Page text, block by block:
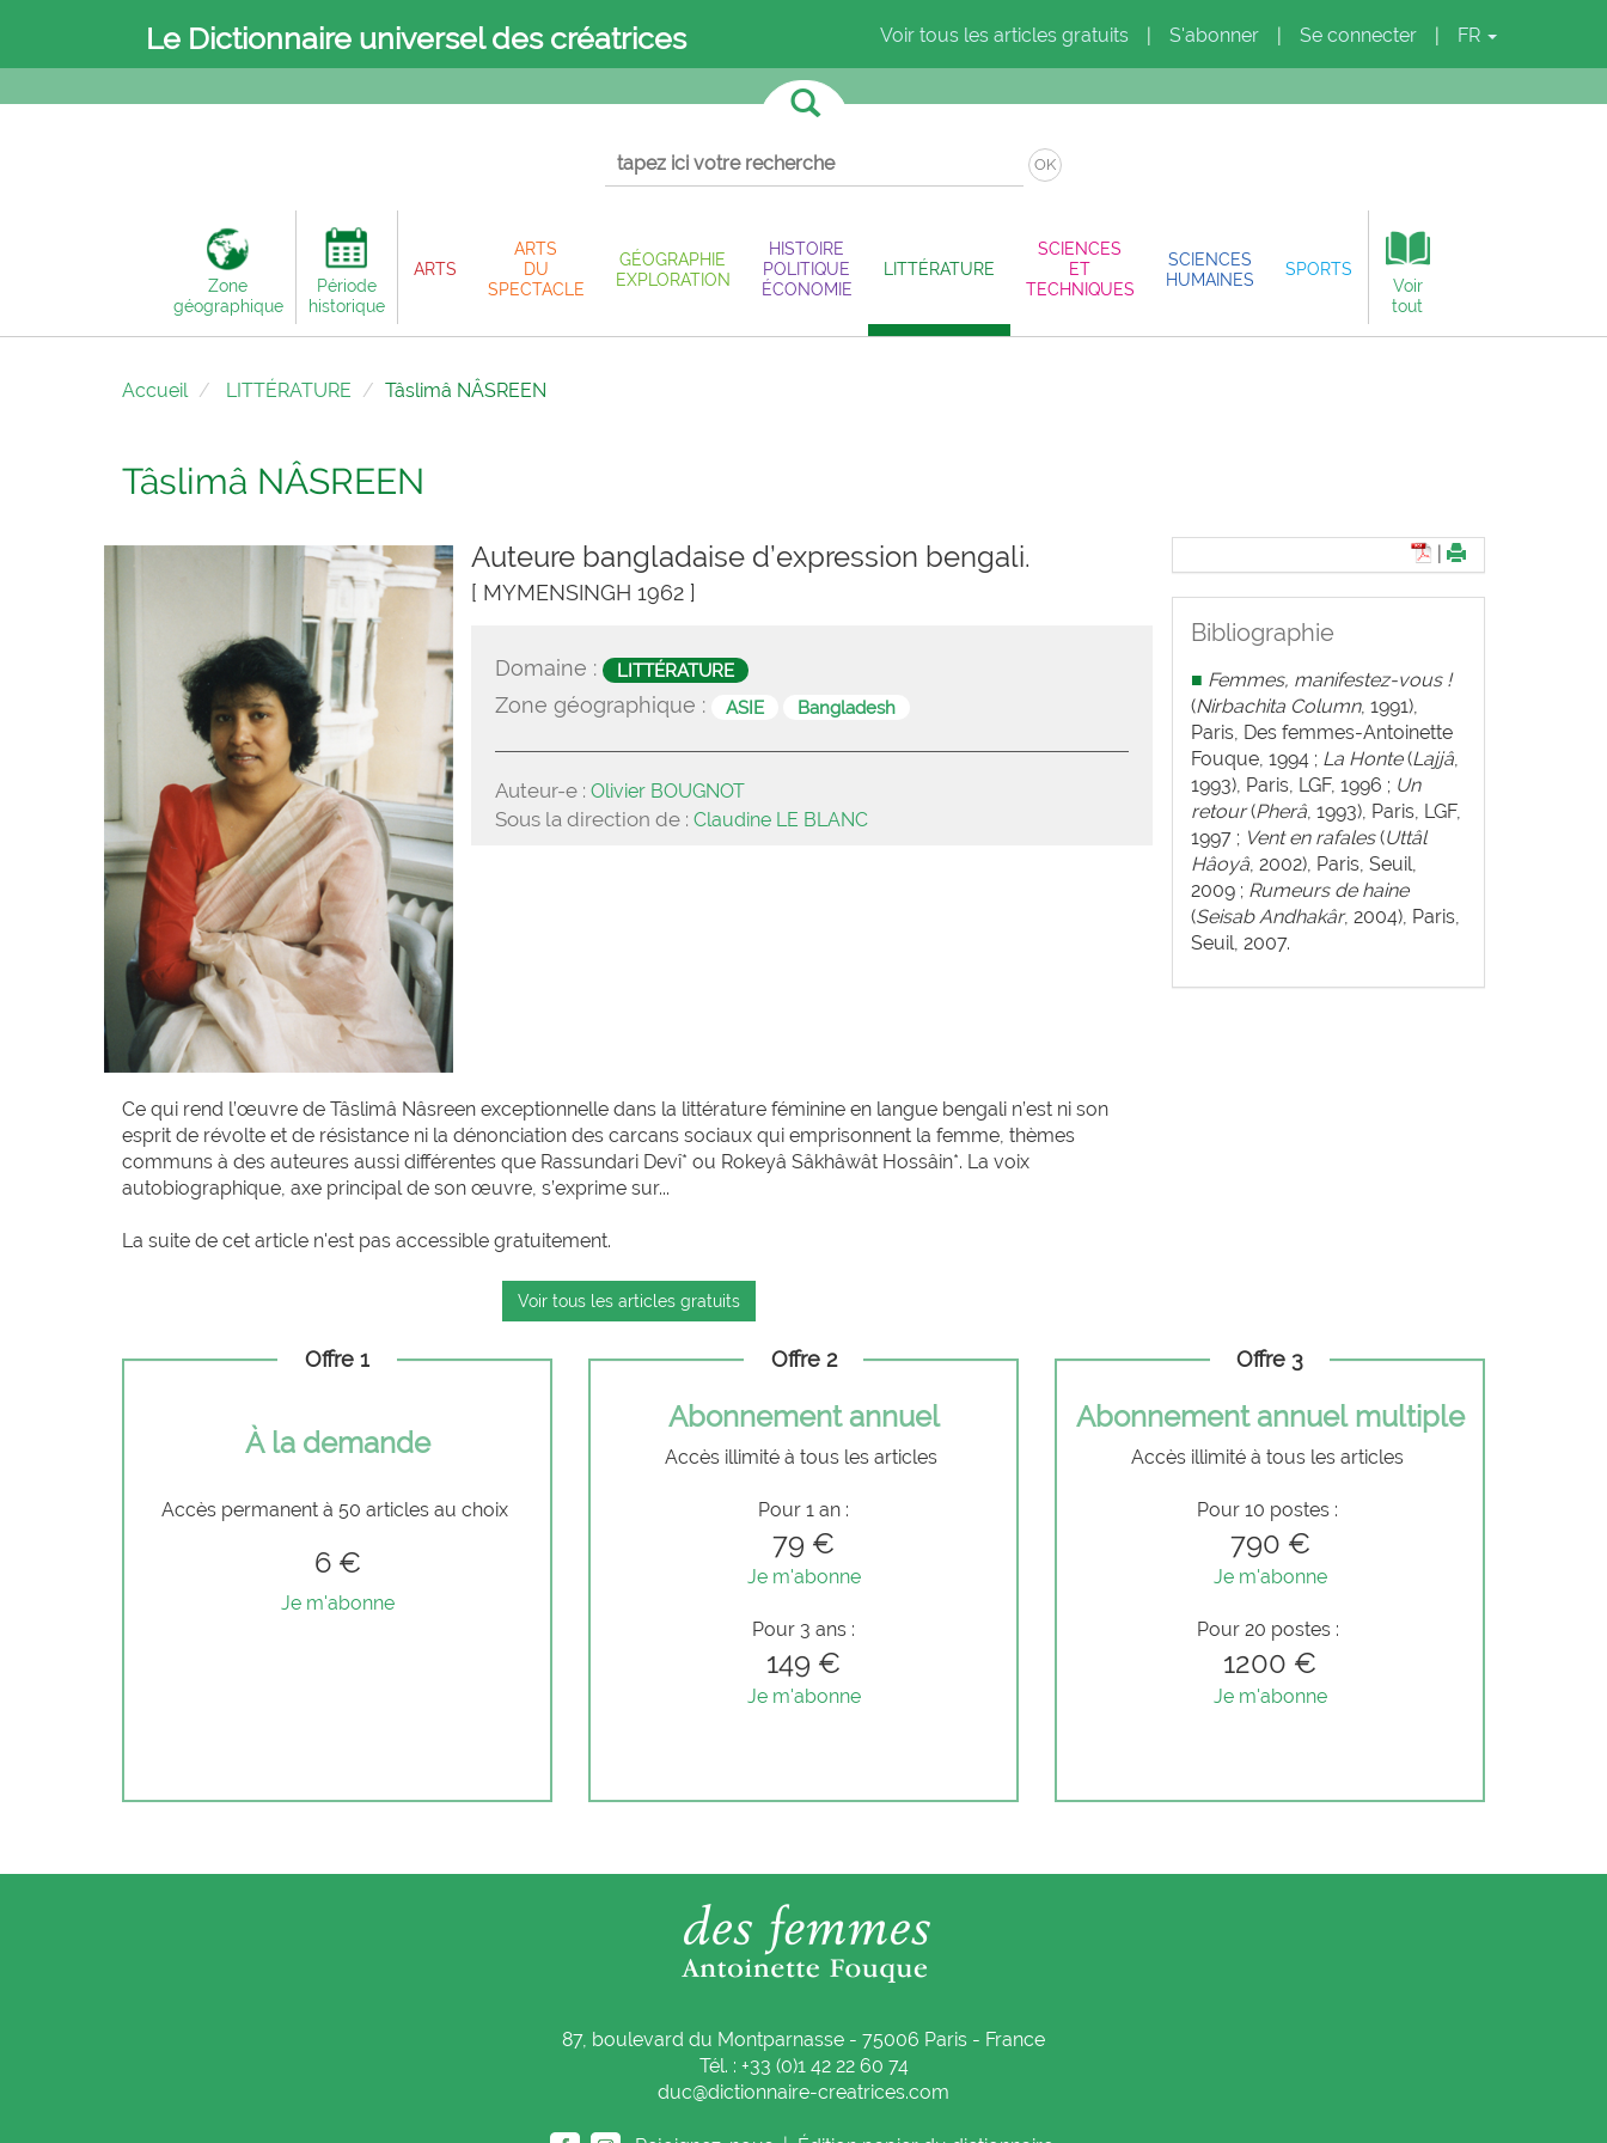
Le Dictionnaire universel des créatrices Voir tous les articles gratuits S'abonner Se connecter FR
OK
Zone
géographique
Période
historique
ARTS
ARTS
DU
SPECTACLE
GÉOGRAPHIE
EXPLORATION
HISTOIRE
POLITIQUE
ÉCONOMIE
LITTÉRATURE
SCIENCES
ET
TECHNIQUES
SCIENCES
HUMAINES
SPORTS
Voir
tout
Accueil LITTÉRATURE Tâslimâ NÂSREEN
Tâslimâ NÂSREEN
Auteure bangladaise d’expression bengali.
[ MYMENSINGH 1962 ]
Domaine : LITTÉRATURE
Zone géographique : ASIE Bangladesh
Auteur-e :Olivier BOUGNOT
Sous la direction de :Claudine LE BLANC
Ce qui rend l’œuvre de Tâslimâ Nâsreen exceptionnelle dans la littérature féminine en langue bengali n’est ni son
esprit de révolte et de résistance ni la dénonciation des carcans sociaux qui emprisonnent la femme, thèmes
communs à des auteures aussi différentes que Rassundari Devî* ou Rokeyâ Sâkhâwât Hossâin*. La voix
autobiographique, axe principal de son œuvre, s’exprime sur...
La suite de cet article n'est pas accessible gratuitement.
Voir tous les articles gratuits
Bibliographie
■ Femmes, manifestez-vous !
(Nirbachita Column, 1991),
Paris, Des femmes-Antoinette
Fouque, 1994 ; La Honte(Lajjâ,
1993), Paris, LGF, 1996 ; Un
retour(Pherâ, 1993), Paris, LGF,
1997 ; Vent en rafales(Uttâl
Hâoyâ, 2002), Paris, Seuil,
2009 ; Rumeurs de haine
(Seisab Andhakâr, 2004), Paris,
Seuil, 2007.
Offre 1
À la demande
Accès permanent à 50 articles au choix
6 €
Je m'abonne
Offre 2
Abonnement annuel
Accès illimité à tous les articles
Pour 1 an :
79 €
Je m'abonne
Pour 3 ans :
149 €
Je m'abonne
Offre 3
Abonnement annuel multiple
Accès illimité à tous les articles
Pour 10 postes :
790 €
Je m'abonne
Pour 20 postes :
1200 €
Je m'abonne
87, boulevard du Montparnasse - 75006 Paris - France
Tél. : +33 (0)1 42 22 60 74
duc@dictionnaire-creatrices.com